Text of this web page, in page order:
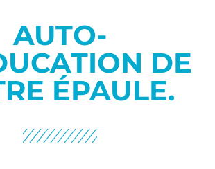
AUTO-
DE
ÉPAULE.